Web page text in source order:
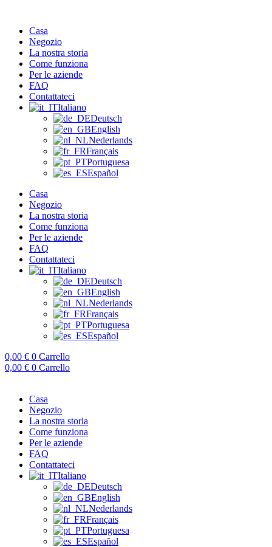
contenuto
Casa
Negozio
La nostra storia
Come funziona
Per le aziende
FAQ
Contattateci
Italiano
Deutsch
English
Nederlands
Français
Portuguesa
Español
Casa
Negozio
La nostra storia
Come funziona
Per le aziende
FAQ
Contattateci
Italiano
Deutsch
English
Nederlands
Français
Portuguesa
Español
0,00 € 0 Carrello
0,00 € 0 Carrello
Casa
Negozio
La nostra storia
Come funziona
Per le aziende
FAQ
Contattateci
Italiano
Deutsch
English
Nederlands
Français
Portuguesa
Español